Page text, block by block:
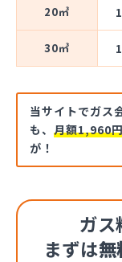
20㎥
30㎥
当サイトでガス
も、 月額1,960
が！
ガス
まずは無